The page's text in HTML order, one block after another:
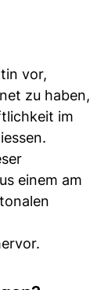
vor,
zu haben,
im
einem am